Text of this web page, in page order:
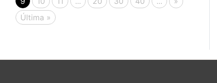
Última »